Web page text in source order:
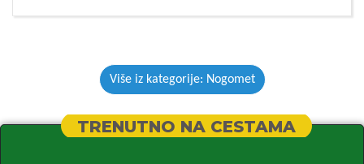
Više iz kategorije: Nogomet
TRENUTNO NA CESTAMA